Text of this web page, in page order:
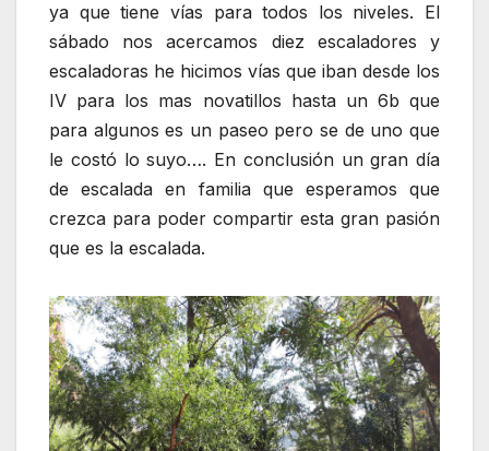
ya que tiene vías para todos los niveles. El
sábado nos acercamos diez escaladores y
escaladoras he hicimos vías que iban desde los
IV para los mas novatillos hasta un 6b que
para algunos es un paseo pero se de uno que
le costó lo suyo…. En conclusión un gran día
de escalada en familia que esperamos que
crezca para poder compartir esta gran pasión
que es la escalada.